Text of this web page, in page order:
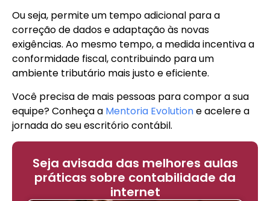
Ou seja, permite um tempo adicional para a
correção de dados e adaptação às novas
exigências. Ao mesmo tempo, a medida incentiva a
conformidade fiscal, contribuindo para um
ambiente tributário mais justo e eficiente.
Você precisa de mais pessoas para compor a sua
equipe? Conheça a Mentoria Evolutione acelere a
jornada do seu escritório contábil.
Seja avisada das melhores aulas
práticas sobre contabilidade da
internet